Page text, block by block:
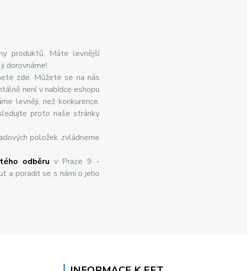
produktů. Máte levnější
dorovnáme!
zde. Můžete se na nás
není v nabídce eshopu
levněji, než konkurence.
proto naše stránky
položek zvládneme
odběru v Praze 9 -
a poradit se s námi o jeho